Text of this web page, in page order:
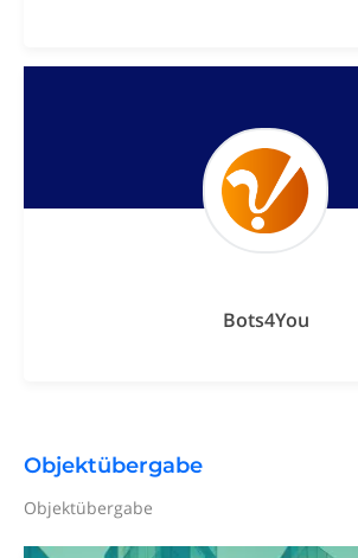
Bots4You
Objektübergabe
Objektübergabe